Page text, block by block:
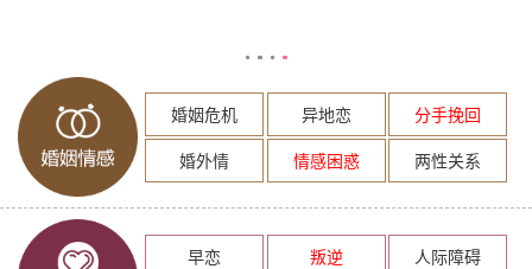
婚姻危机 异地恋
分手挽回
婚外情
情感困惑 两性关系
早恋 叛逆
人际障碍